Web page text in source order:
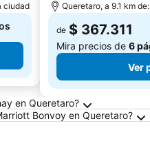
ciudad
Queretaro, a 9.1 km
de $ 367.311
Mira precios de 6
Ver
Queretaro
en Queretaro?
Bonvoy en Queretaro?